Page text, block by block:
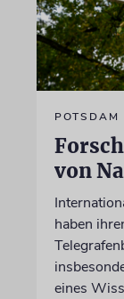
POTSDAM
von
haben
eines